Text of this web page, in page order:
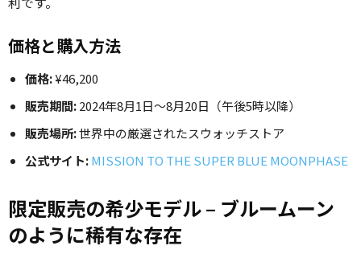
価格と購入方法
価格:¥46,200
販売期間:2024年8月1日〜8月20日（午後5時以降）
販売場所:世界中の厳選されたスウォッチストア
公式サイト:MISSION TO THE SUPER BLUE MOONPHASE
限定販売の希少モデル – ブルームーン
のように稀有な存在